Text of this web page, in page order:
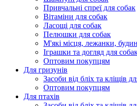
Привчальні спреї для собак
Вітаміни для собак
Ласощі для собак
Пелюшки для собак
М'які місця, лежанки,
Іграшки та догляд для
Оптовим покупцям
Для гризунів
Засоби від бліх та кліщів
Оптовим покупцям
Для птахів